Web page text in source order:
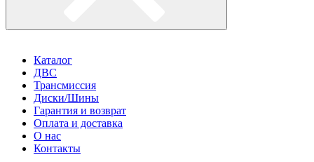
Каталог
ДВС
Трансмиссия
Диски/Шины
Гарантия и возврат
Оплата и доставка
О нас
Контакты